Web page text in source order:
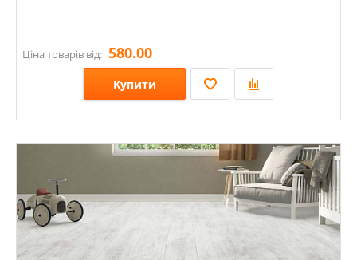
Ціна товарів від: 580.00
Купити
Розміри: 1287х157,5х10;
Стилі: